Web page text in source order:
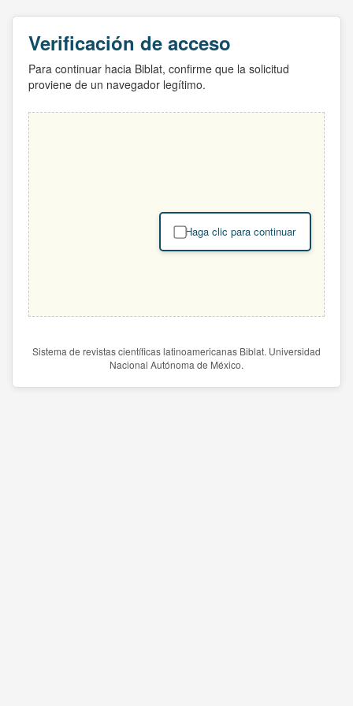
Verificación de acceso
Para continuar hacia Biblat, confirme que la solicitud
proviene de un navegador legítimo.
Haga clic para continuar
Sistema de revistas científicas latinoamericanas Biblat. Universidad
Nacional Autónoma de México.